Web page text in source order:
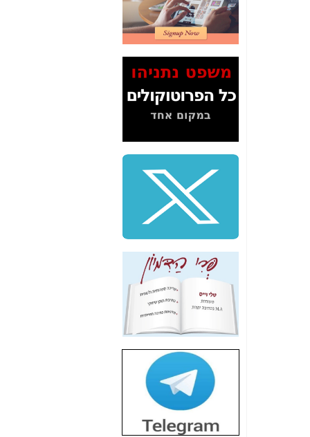
דיין לא פרסמה ב"ערוץ
2" על תעלולי השר
משה כחלון -כאן
המשך חשיפת הבלוף
ששמו "מהפיכת
הסלולר" ואיך מסרסים
את הנתונים לציבור -
ואלי - למה 3 הגדולות
משקיעות ומפתחות
באותם תחומים -כאן
שלמה פילבר (עד
לאחרונה מנכ"ל משרד
התקשורת) - עד
אותי! -כאן
"יש אפליה בחקירה"?
חשיפה: למה השר
משה כחלון לא נחקר
עד היום? -
כאן
חשיפת חשד לשחיתות
4000" אך בתחום
הסלולר -
חשיפת מה שלא
רוצים שתדעו בעניין
פריסת אנלימיטד
(בניחוח בלתי נסבל) -